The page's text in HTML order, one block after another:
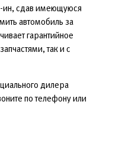
ин, сдав имеющуюся
автомобиль за
гарантийное
так и с
дилера
по телефону или